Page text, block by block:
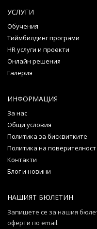
УСЛУГИ
Обучения
Тиймбилдинг програми
HR услуги и проекти
Онлайн решения
Галерия
ИНФОРМАЦИЯ
За нас
Общи условия
Политика за бисквитките
Политика на поверителност
Контакти
Блог и новини
НАШИЯТ БЮЛЕТИН
Запишете се за нашия
оферти по email.